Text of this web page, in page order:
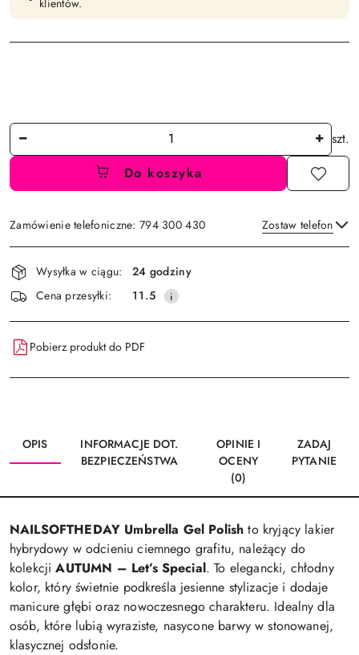
Ilość
szt.
Do koszyka
Zamówienie telefoniczne: 794 300 430 Zostaw telefon
Wyślij
Dostępność
i
dostawa
Wysyłka w ciągu:
24 godziny
Cena przesyłki:
11.5
Pobierz produkt do PDF
OPIS
INFORMACJE DOT.
BEZPIECZEŃSTWA
OPINIE I
OCENY
(0)
ZADAJ
PYTANIE
NAILSOFTHEDAY Umbrella Gel Polish to kryjący lakier
hybrydowy w odcieniu ciemnego grafitu, należący do
kolekcjiAUTUMN – Let’s Special. To elegancki, chłodny
kolor, który świetnie podkreśla jesienne stylizacje i dodaje
manicure głębi oraz nowoczesnego charakteru. Idealny dla
osób, które lubią wyraziste, nasycone barwy w stonowanej,
klasycznej odsłonie.